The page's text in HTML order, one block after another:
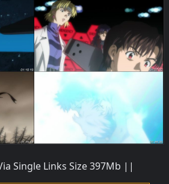
Single Links Size 397Mb ||